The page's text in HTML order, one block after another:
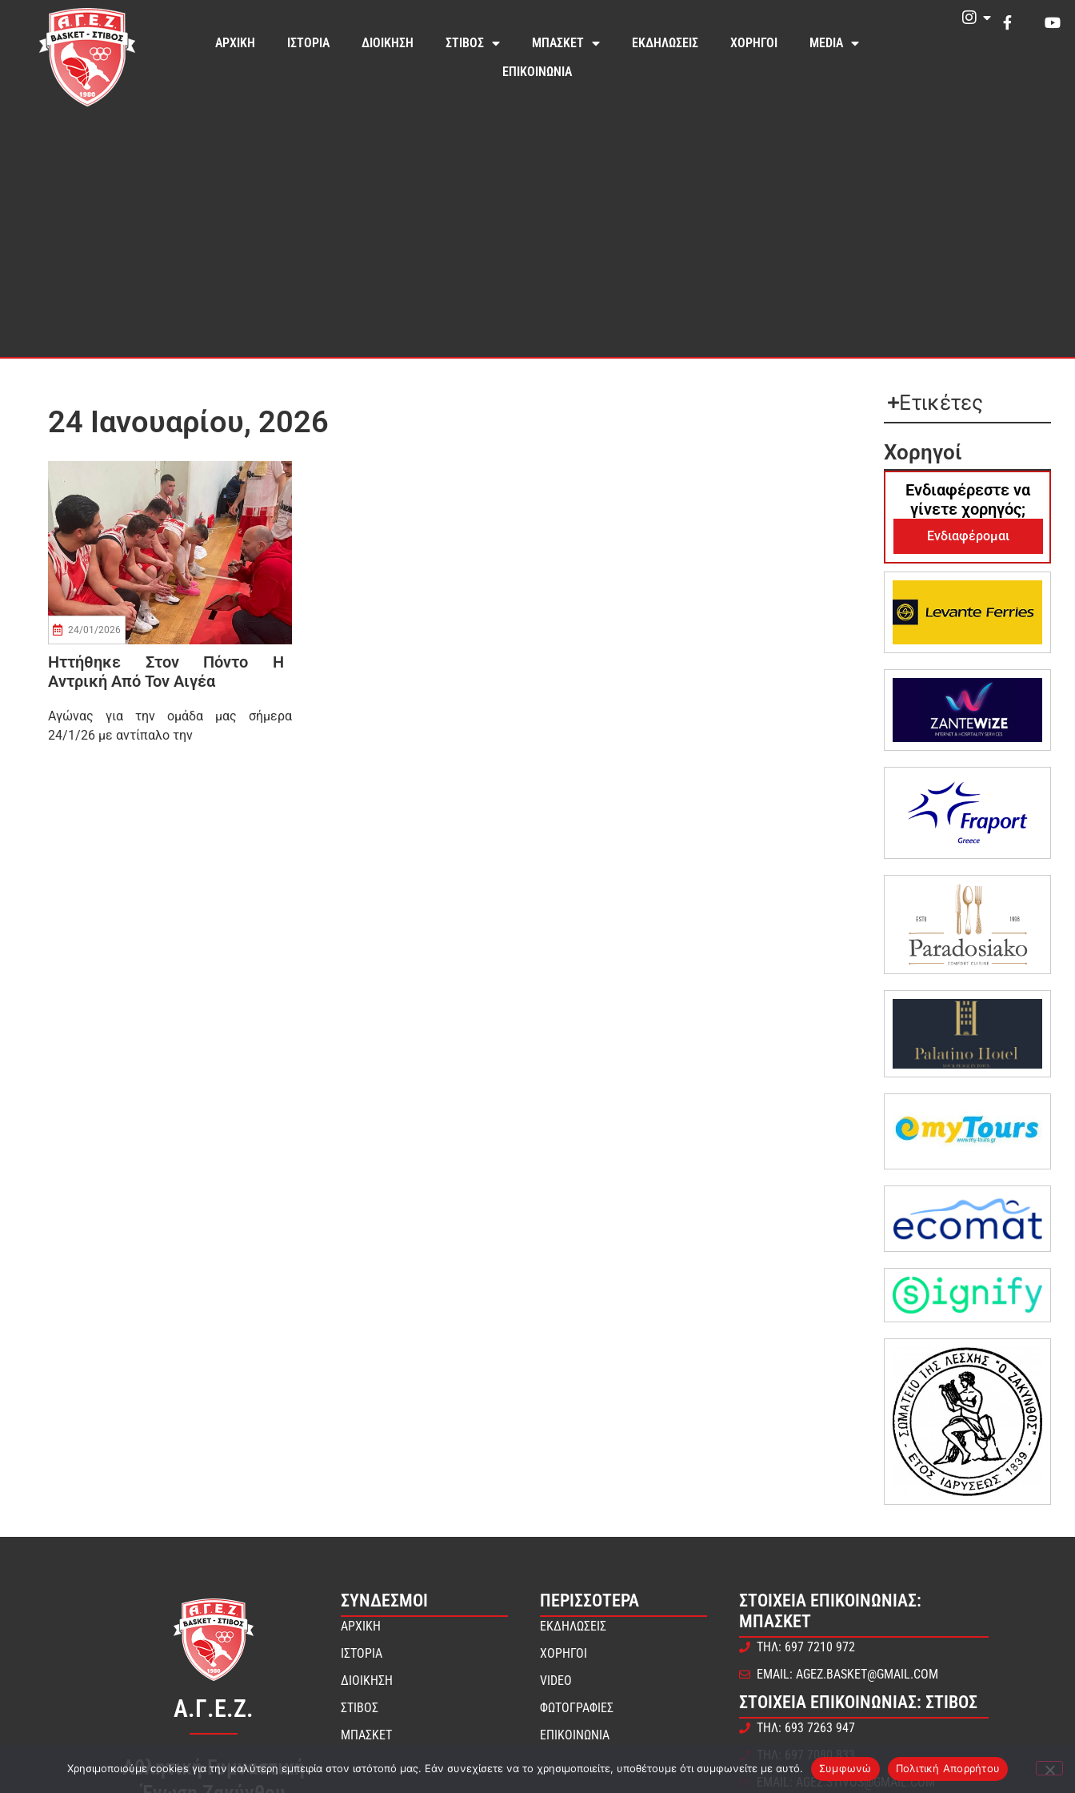
ΑΡΧΙΚΗ ΙΣΤΟΡΙΑ ΔΙΟΙΚΗΣΗ ΣΤΙΒΟΣ ΜΠΑΣΚΕΤ ΕΚΔΗΛΩΣΕΙΣ ΧΟΡΗΓΟΙ
MEDIA
ΕΠΙΚΟΙΝΩΝΙΑ
24 Ιανουαρίου, 2026
24/01/2026
Ηττήθηκε Στον Πόντο Η
Αντρική Από Τον Αιγέα
Αγώνας για την ομάδα μας σήμερα
24/1/26 με αντίπαλο την
Ετικέτες
Χορηγοί
Ενδιαφέρεστε να
γίνετε χορηγός;
Ενδιαφέρομαι
Α.Γ.Ε.Ζ.
Αθλητική Γυμναστική
ΣΎΝΔΕΣΜΟΙ
ΑΡΧΙΚΗ
ΙΣΤΟΡΙΑ
ΔΙΟΙΚΗΣΗ
ΣΤΙΒΟΣ
ΜΠΑΣΚΕΤ
ΠΕΡΙΣΣΟΤΕΡΑ
ΕΚΔΗΛΩΣΕΙΣ
ΧΟΡΗΓΟΙ
VIDEO
ΦΩΤΟΓΡΑΦΙΕΣ
ΕΠΙΚΟΙΝΩΝΙΑ
ΣΤΟΙΧΕΊΑ ΕΠΙΚΟΙΝΩΝΊΑΣ:
ΜΠΆΣΚΕΤ
ΤΗΛ: 697 7210 972
EMAIL: AGEZ.BASKET@GMAIL.COM
ΣΤΟΙΧΕΊΑ ΕΠΙΚΟΙΝΩΝΊΑΣ: ΣΤΊΒΟΣ
ΤΗΛ: 693 7263 947
ΤΗΛ: 697 7080 833
EMAIL: AGEZ.STIVOS@GMAIL.COM
Χρησιμοποιούμε cookies για την καλύτερη εμπειρία στον ιστότοπό μας. Εάν συνεχίσετε να το χρησιμοποιείτε, υποθέτουμε ότι συμφωνείτε με αυτό. Συμφωνώ Πολιτική Απορρήτου